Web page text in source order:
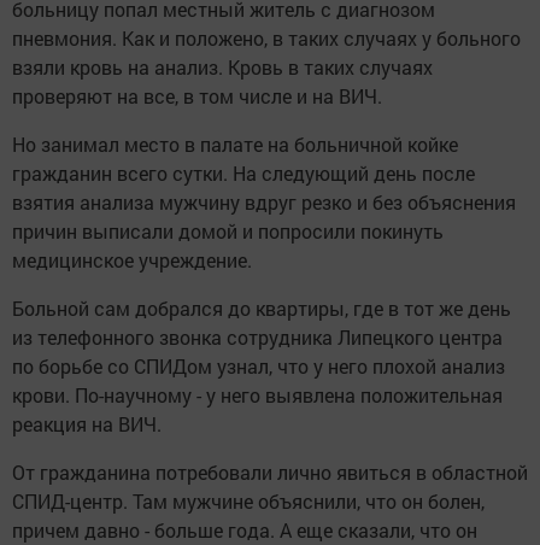
больницу попал местный житель с диагнозом
пневмония. Как и положено, в таких случаях у больного
взяли кровь на анализ. Кровь в таких случаях
проверяют на все, в том числе и на ВИЧ.
Но занимал место в палате на больничной койке
гражданин всего сутки. На следующий день после
взятия анализа мужчину вдруг резко и без объяснения
причин выписали домой и попросили покинуть
медицинское учреждение.
Больной сам добрался до квартиры, где в тот же день
из телефонного звонка сотрудника Липецкого центра
по борьбе со СПИДом узнал, что у него плохой анализ
крови. По-научному - у него выявлена положительная
реакция на ВИЧ.
От гражданина потребовали лично явиться в областной
СПИД-центр. Там мужчине объяснили, что он болен,
причем давно - больше года. А еще сказали, что он